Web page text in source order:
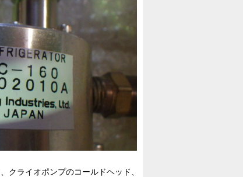
クライオポンプのコールドヘッド、